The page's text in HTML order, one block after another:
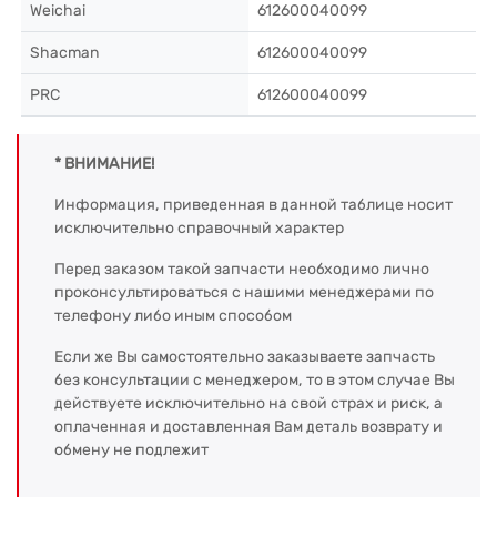
Weichai 612600040099
Shacman 612600040099
PRC 612600040099
* ВНИМАНИЕ!
Информация, приведенная в данной таблице носит
исключительно справочный характер
Перед заказом такой запчасти необходимо лично
проконсультироваться с нашими менеджерами по
телефону либо иным способом
Если же Вы самостоятельно заказываете запчасть
без консультации с менеджером, то в этом случае Вы
действуете исключительно на свой страх и риск, а
оплаченная и доставленная Вам деталь возврату и
обмену не подлежит